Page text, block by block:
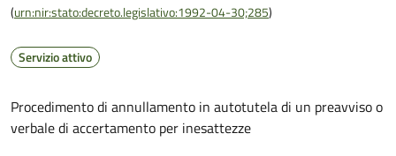
(urn:nir:stato:decreto.legislativo:1992-04-30;285)
Servizio attivo
Procedimento di annullamento in autotutela di un preavviso o
verbale di accertamento per inesattezze